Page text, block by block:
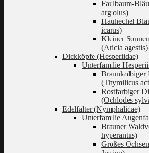
Faulbaum-
argiolus)
Hauhechel
icarus)
Kleiner
(Aricia agestis)
Dickköpfe (Hesperiidae)
Unterfamilie
Braunkolbiger
(Thymilicus
Rostfarbiger
(Ochlodes
Edelfalter (Nymphalidae)
Unterfamilie
Brauner
hyperantus)
Großes